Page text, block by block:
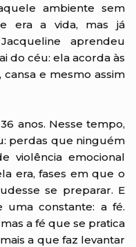
ambiente sem
era a vida, mas já
aprendeu
do céu: ela acorda às
e mesmo assim
anos. Nesse tempo,
perdas que ninguém
violência emocional
era, fases em que o
se preparar. E
uma constante: a fé.
a fé que se pratica
a que faz levantar